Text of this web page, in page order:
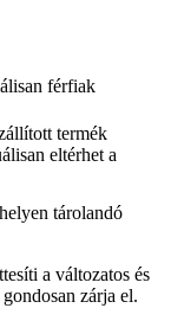
férfiak
termék
eltérhet a
tárolandó
a változatos és
zárja el.